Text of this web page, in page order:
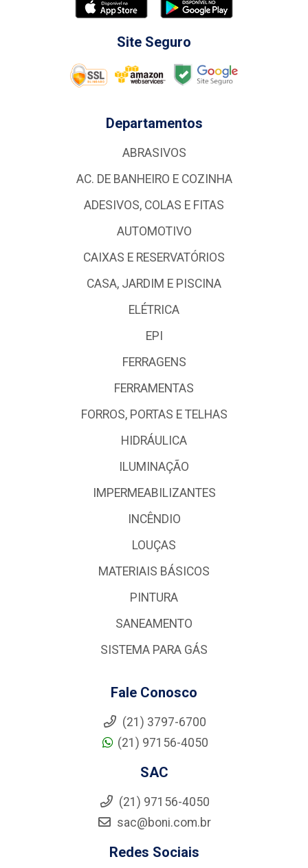
Site Seguro
Departamentos
ABRASIVOS
AC. DE BANHEIRO E COZINHA
ADESIVOS, COLAS E FITAS
AUTOMOTIVO
CAIXAS E RESERVATÓRIOS
CASA, JARDIM E PISCINA
ELÉTRICA
EPI
FERRAGENS
FERRAMENTAS
FORROS, PORTAS E TELHAS
HIDRÁULICA
ILUMINAÇÃO
IMPERMEABILIZANTES
INCÊNDIO
LOUÇAS
MATERIAIS BÁSICOS
PINTURA
SANEAMENTO
SISTEMA PARA GÁS
Fale Conosco
(21) 3797-6700
(21) 97156-4050
SAC
(21) 97156-4050
sac@boni.com.br
Redes Sociais